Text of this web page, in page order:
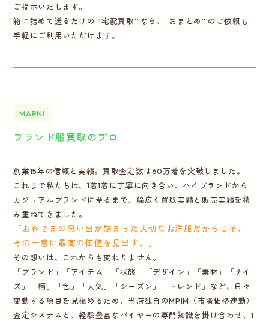
ご提示いたします。
箱に詰めて送るだけの “宅配買取” なら、“おまとめ” のご依頼も
手軽にご利用いただけます。
MARNI
ブランド服買取のプロ
創業15年の信頼と実績。買取査定数は60万着を突破しました。
これまで私たちは、1着1着に丁寧に向き合い、ハイブランドから
カジュアルブランドに至るまで、幅広く買取実績と販売実績を積
み重ねてきました。
「お客さまの思い出が詰まった大切なお洋服だからこそ、
その一着に最高の価値を見出す。」
その想いは、これからも変わりません。
「ブランド」「アイテム」「状態」「デザイン」「素材」「サイ
ズ」「柄」「色」「人気」「シーズン」「トレンド」など、日々
変動する項目を見極めるため、当店独自のMPIM（市場価格連動）
査定システムと、経験豊富なバイヤーの専門知識を掛け合わせ、1